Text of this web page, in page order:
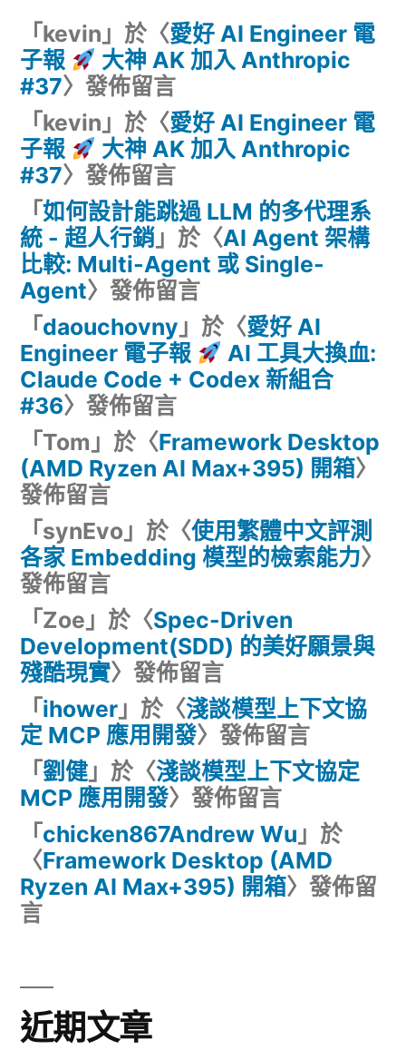
「 kevin 」於〈愛好 AI Engineer 電
子報
大神 AK 加入 Anthropic
#37〉發佈留言
「 kevin 」於〈愛好 AI Engineer 電
子報
大神 AK 加入 Anthropic
#37〉發佈留言
「 如何設計能跳過 LLM 的多代理系
統 - 超人行銷 」於〈AI Agent 架構
比較: Multi-Agent 或 Single-
Agent〉發佈留言
「 daouchovny 」於〈愛好 AI
Engineer 電子報
AI 工具大換血:
Claude Code + Codex 新組合
#36〉發佈留言
「 Tom 」於〈Framework Desktop
(AMD Ryzen AI Max+395) 開箱〉
發佈留言
「 synEvo 」於〈使用繁體中文評測
各家 Embedding 模型的檢索能力〉
發佈留言
「 Zoe 」於〈Spec-Driven
Development(SDD) 的美好願景與
殘酷現實〉發佈留言
「 ihower 」於〈淺談模型上下文協
定 MCP 應用開發〉發佈留言
「 劉健」於〈淺談模型上下文協定
MCP 應用開發〉發佈留言
「 chicken867Andrew Wu 」於
〈Framework Desktop (AMD
Ryzen AI Max+395) 開箱〉發佈留
言
近期文章